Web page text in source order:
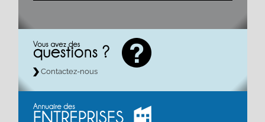
Contactez-nous